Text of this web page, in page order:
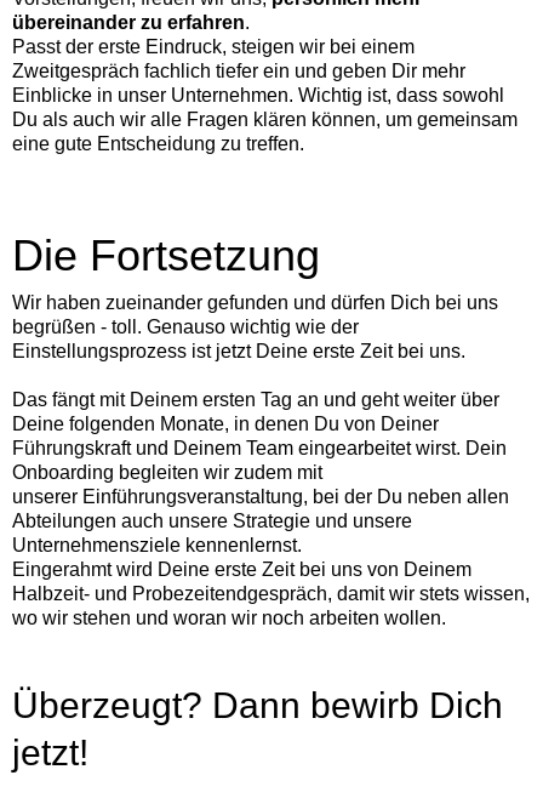
übereinander zu erfahren.
Passt der erste Eindruck, steigen wir bei einem
Zweitgespräch fachlich tiefer ein und geben Dir mehr
Einblicke in unser Unternehmen. Wichtig ist, dass sowohl
Du als auch wir alle Fragen klären können, um gemeinsam
eine gute Entscheidung zu treffen.
Die Fortsetzung
Wir haben zueinander gefunden und dürfen Dich bei uns
begrüßen - toll. Genauso wichtig wie der
Einstellungsprozess ist jetzt Deine erste Zeit bei uns.
Das fängt mit Deinem ersten Tag an und geht weiter über
Deine folgenden Monate, in denen Du von Deiner
Führungskraft und Deinem Team eingearbeitet wirst. Dein
Onboarding begleiten wir zudem mit
unserer Einführungsveranstaltung, bei der Du neben allen
Abteilungen auch unsere Strategie und unsere
Unternehmensziele kennenlernst.
Eingerahmt wird Deine erste Zeit bei uns von Deinem
Halbzeit- und Probezeitendgespräch, damit wir stets wissen,
wo wir stehen und woran wir noch arbeiten wollen.
Überzeugt? Dann bewirb Dich
jetzt!